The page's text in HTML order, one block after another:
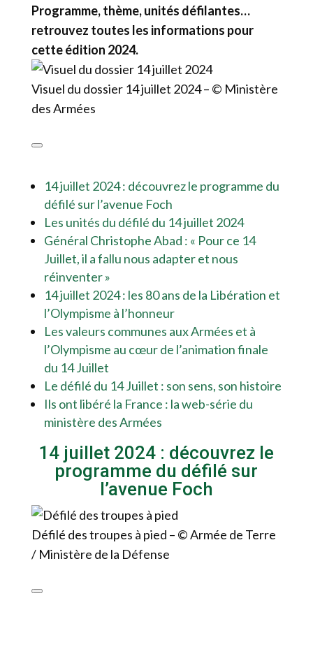
Programme, thème, unités défilantes…
retrouvez toutes les informations pour
cette édition 2024.
Visuel du dossier 14 juillet 2024 – © Ministère
des Armées
14 juillet 2024 : découvrez le programme du
défilé sur l’avenue Foch
Les unités du défilé du 14 juillet 2024
Général Christophe Abad : « Pour ce 14
Juillet, il a fallu nous adapter et nous
réinventer »
14 juillet 2024 : les 80 ans de la Libération et
l’Olympisme à l’honneur
Les valeurs communes aux Armées et à
l’Olympisme au cœur de l’animation finale
du 14 Juillet
Le défilé du 14 Juillet : son sens, son histoire
Ils ont libéré la France : la web-série du
ministère des Armées
14 juillet 2024 : découvrez le
programme du défilé sur
l’avenue Foch
Défilé des troupes à pied – © Armée de Terre
/ Ministère de la Défense